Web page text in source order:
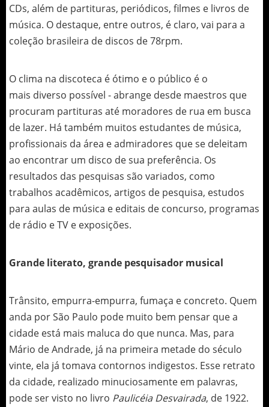
CDs, além de partituras, periódicos, filmes e livros de
música. O destaque, entre outros, é claro, vai para a
coleção brasileira de discos de 78rpm.
O clima na discoteca é ótimo e o público é o
mais diverso possível - abrange desde maestros que
procuram partituras até moradores de rua em busca
de lazer. Há também muitos estudantes de música,
profissionais da área e admiradores que se deleitam
ao encontrar um disco de sua preferência. Os
resultados das pesquisas são variados, como
trabalhos acadêmicos, artigos de pesquisa, estudos
para aulas de música e editais de concurso, programas
de rádio e TV e exposições.
Grande literato, grande pesquisador musical
Trânsito, empurra-empurra, fumaça e concreto. Quem
anda por São Paulo pode muito bem pensar que a
cidade está mais maluca do que nunca. Mas, para
Mário de Andrade, já na primeira metade do século
vinte, ela já tomava contornos indigestos. Esse retrato
da cidade, realizado minuciosamente em palavras,
pode ser visto no livro Paulicéia Desvairada, de 1922.